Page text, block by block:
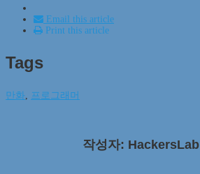
Email this article
Print this article
Tags
만화 프로그래머
작성자: HackersLab